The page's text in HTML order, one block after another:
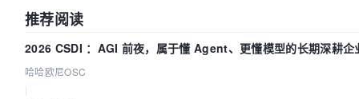
推荐阅读
2026 CSDI ：AGI 前夜，属于懂 Agent、更懂模型的长期深耕企
哈哈欧尼OSC